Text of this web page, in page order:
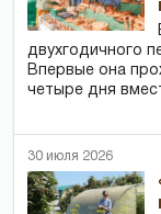
двухгодичного
Впервые она
четыре дня
30 июля 2026